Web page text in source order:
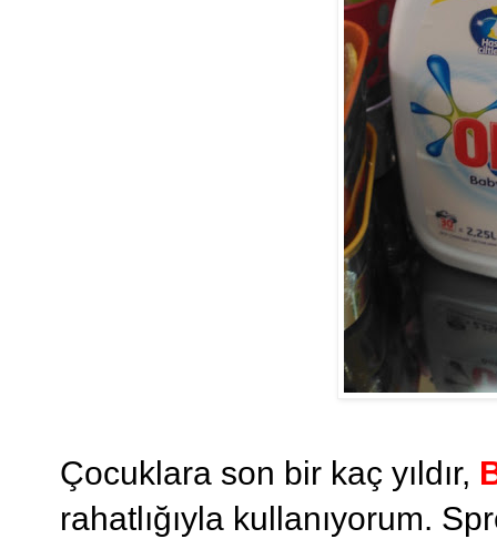
Çocuklara son bir kaç yıldır,
rahatlığıyla kullanıyorum.